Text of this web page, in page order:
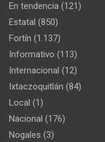
En tendencia (121)
Estatal (850)
Fortín (1.137)
Informativo (113)
Internacional (12)
Ixtaczoquitlán (84)
Local (1)
Nacional (176)
Nogales (3)